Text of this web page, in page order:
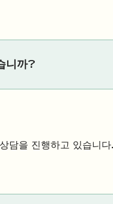
니까?
담을 진행하고 있습니다.